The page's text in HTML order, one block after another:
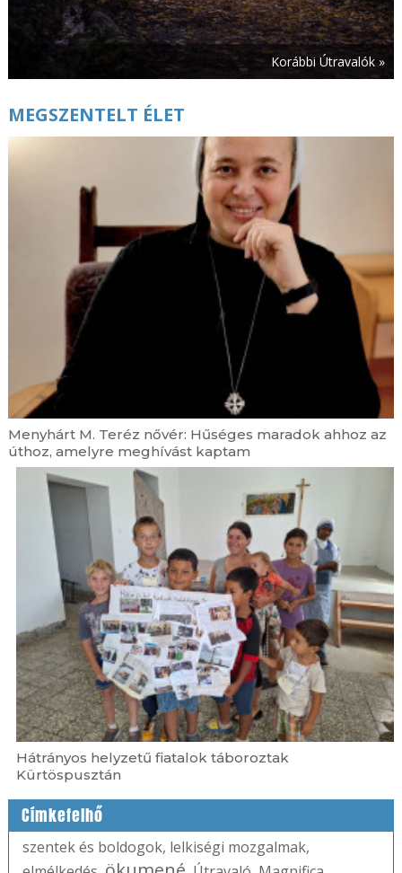
Korábbi Útravalók »
MEGSZENTELT ÉLET
Menyhárt M. Teréz nővér: Hűséges maradok ahhoz az
úthoz, amelyre meghívást kaptam
Hátrányos helyzetű fiatalok táboroztak
Kürtöspusztán
Címkefelhő
szentek és boldogok, lelkiségi mozgalmak,